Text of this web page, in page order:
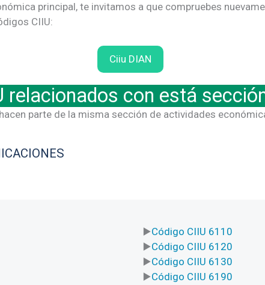
principal, te invitamos a que compruebes
CIIU:
Ciiu DIAN
relacionados con está
parte de la misma sección de actividades
Código CIIU 6110
Código CIIU 6120
Código CIIU 6130
Código CIIU 6190